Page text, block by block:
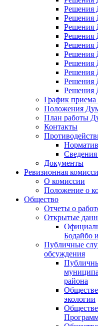
Решения
Решения
Решения
Решения
Решения
Решения
Решения
Решения
Решения
Решения
График приема
Положения
План работы
Контакты
Сведения
Документы
Ревизионная
О комиссии
Положение о
Общество
Отчеты о
Открытые
Бодайбо
Публичные
обсуждения
района
экологии